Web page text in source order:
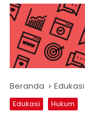
Beranda Edukasi
Edukasi Hukum